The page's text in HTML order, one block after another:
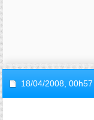
18/04/2008, 00h57